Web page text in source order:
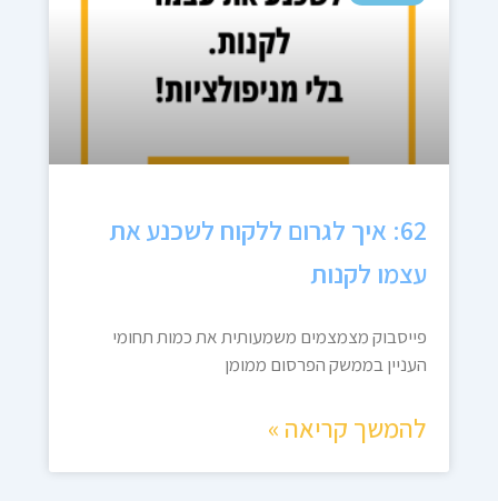
62: איך לגרום ללקוח לשכנע את
עצמו לקנות
פייסבוק מצמצמים משמעותית את כמות תחומי
העניין בממשק הפרסום ממומן
להמשך קריאה »